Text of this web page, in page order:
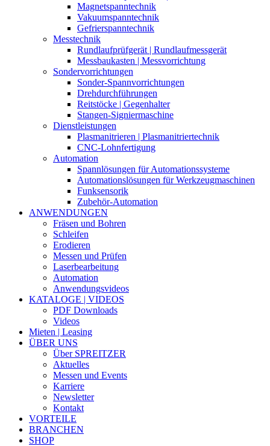
Magnetspanntechnik
Vakuumspanntechnik
Gefrierspanntechnik
Messtechnik
Rundlaufprüfgerät | Rundlaufmessgerät
Messbaukasten | Messvorrichtung
Sondervorrichtungen
Sonder-Spannvorrichtungen
Drehdurchführungen
Reitstöcke | Gegenhalter
Stangen-Signiermaschine
Dienstleistungen
Plasmanitrieren | Plasmanitriertechnik
CNC-Lohnfertigung
Automation
Spannlösungen für Automationssysteme
Automationslösungen für Werkzeugmaschinen
Funksensorik
Zubehör-Automation
ANWENDUNGEN
Fräsen und Bohren
Schleifen
Erodieren
Messen und Prüfen
Laserbearbeitung
Automation
Anwendungsvideos
KATALOGE | VIDEOS
PDF Downloads
Videos
Mieten | Leasing
ÜBER UNS
Über SPREITZER
Aktuelles
Messen und Events
Karriere
Newsletter
Kontakt
VORTEILE
BRANCHEN
SHOP